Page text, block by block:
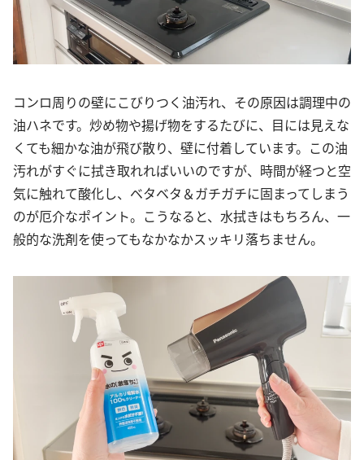
コンロ周りの壁にこびりつく油汚れ、その原因は調理中の
油ハネです。炒め物や揚げ物をするたびに、目には見えな
くても細かな油が飛び散り、壁に付着しています。この油
汚れがすぐに拭き取れればいいのですが、時間が経つと空
気に触れて酸化し、ベタベタ＆ガチガチに固まってしまう
のが厄介なポイント。こうなると、水拭きはもちろん、一
般的な洗剤を使ってもなかなかスッキリ落ちません。